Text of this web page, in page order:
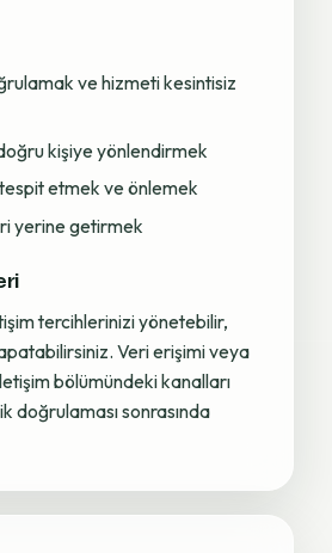
ve hizmeti kesintisiz
kişiye yönlendirmek
tespit etmek ve önlemek
yerine getirmek
tercihlerinizi yönetebilir,
Veri erişimi veya
bölümündeki kanalları
doğrulaması sonrasında